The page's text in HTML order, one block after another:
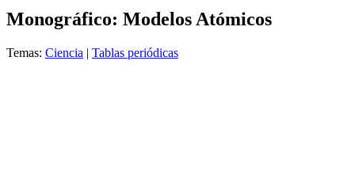
Monográfico: Modelos Atómicos
Temas: Ciencia | Tablas periódicas